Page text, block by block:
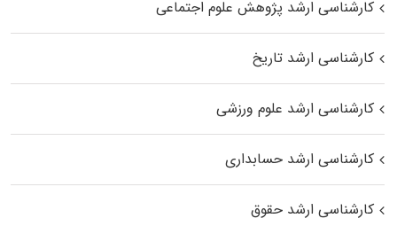
کارشناسی ارشد پژوهش علوم اجتماعی
کارشناسی ارشد تاریخ
کارشناسی ارشد علوم ورزشی
کارشناسی ارشد حسابداری
کارشناسی ارشد حقوق